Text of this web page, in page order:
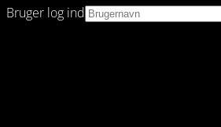
Bruger log ind